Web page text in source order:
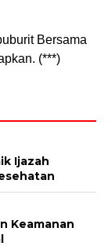
Bersama
(***)
Ijazah
Keamanan